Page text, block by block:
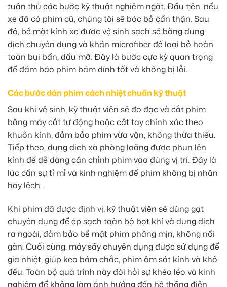
tuân thủ các bước kỹ thuật nghiêm ngặt. Đầu tiên, nếu
xe đã có phim cũ, chúng tôi sẽ bóc bỏ cẩn thận. Sau
đó, bề mặt kính xe được vệ sinh sạch sẽ bằng dung
dịch chuyên dụng và khăn microfiber để loại bỏ hoàn
toàn bụi bẩn, dầu mỡ. Đây là bước cực kỳ quan trọng
để đảm bảo phim bám dính tốt và không bị lỗi.
Các bước dán phim cách nhiệt chuẩn kỹ thuật
Sau khi vệ sinh, kỹ thuật viên sẽ đo đạc và cắt phim
bằng máy cắt tự động hoặc cắt tay chính xác theo
khuôn kính, đảm bảo phim vừa vặn, không thừa thiếu.
Tiếp theo, dung dịch xà phòng loãng được phun lên
kính để dễ dàng căn chỉnh phim vào đúng vị trí. Đây là
lúc cần sự tỉ mỉ và kinh nghiệm để phim không bị nhăn
hay lệch.
Khi phim đã được định vị, kỹ thuật viên sẽ dùng gạt
chuyên dụng để ép sạch toàn bộ bọt khí và dung dịch
ra ngoài, đảm bảo bề mặt phim phẳng mịn, không nổi
gân. Cuối cùng, máy sấy chuyên dụng được sử dụng để
gia nhiệt, giúp keo bám chắc, phim ôm sát kính và khô
đều. Toàn bộ quá trình này đòi hỏi sự khéo léo và kinh
nghiệm để không làm ảnh hưởng đến hệ thống điện